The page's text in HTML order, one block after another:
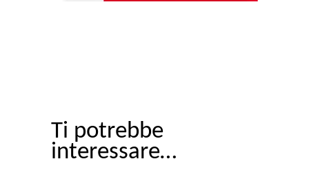
Ti potrebbe
interessare…